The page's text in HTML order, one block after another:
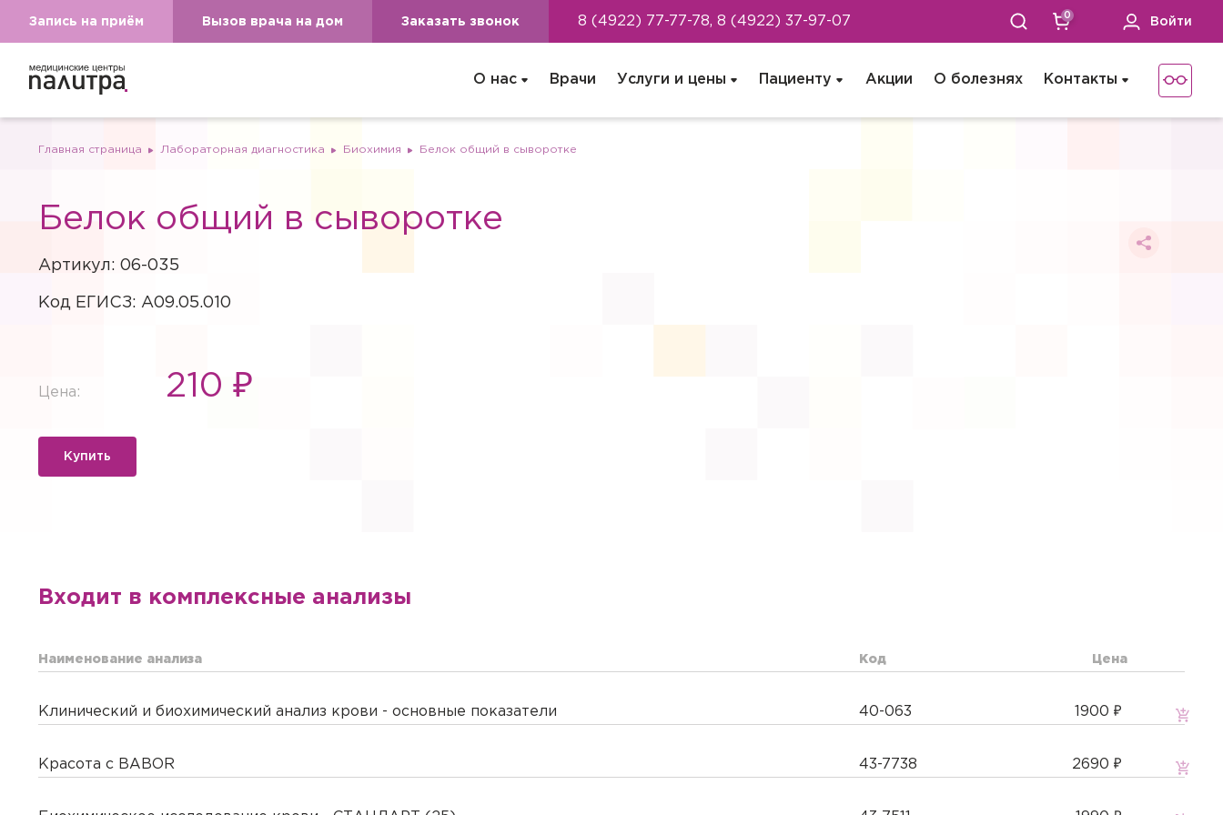
Запись на приём Вызов врача на дом Заказать звонок 8 (4922) 77-77-78, 8 (4922) 37-97-07 0
Войти
О нас Врачи Услуги и цены Пациенту Акции О болезнях Контакты
Главная страница Лабораторная диагностика Биохимия Белок общий в сыворотке
Белок общий в сыворотке
Артикул: 06-035
Код ЕГИСЗ: A09.05.010
Цена: 210 ₽
Купить
Входит в комплексные анализы
Наименование анализа Код Цена
Клинический и биохимический анализ крови - основные показатели 40-063 1900
Красота с BABOR 43-7738 2690